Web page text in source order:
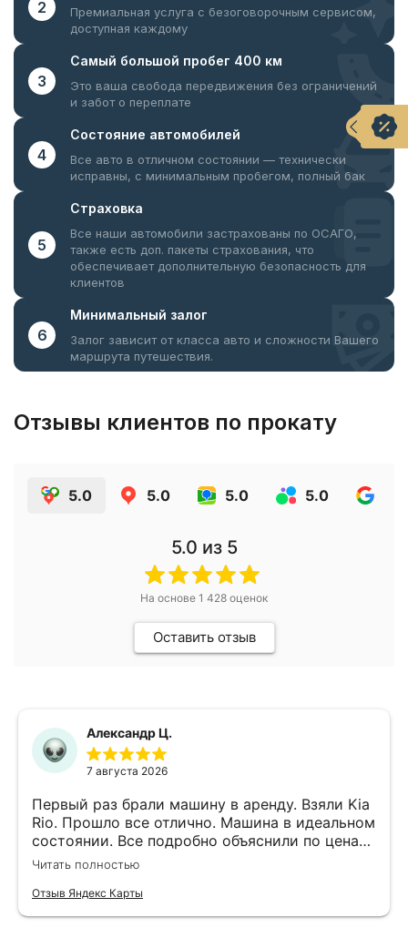
2 Премиальная услуга с безоговорочным сервисом,
доступная каждому
3
Самый большой пробег 400 км
Это ваша свобода передвижения без ограничений
и забот о переплате
4
Состояние автомобилей
Все авто в отличном состоянии — технически
исправны, с минимальным пробегом, полный бак
5
Страховка
Все наши автомобили застрахованы по ОСАГО,
также есть доп. пакеты страхования, что
обеспечивает дополнительную безопасность для
клиентов
6
Минимальный залог
Залог зависит от класса авто и сложности Вашего
маршрута путешествия.
Отзывы клиентов по прокату
5.0 5.0 5.0 5.0
5.0 из 5
На основе 1 428 оценок
Оставить отзыв
Александр Ц.
7 августа 2026
Первый раз брали машину в аренду. Взяли Kia
Rio. Прошло все отлично. Машина в идеальном
состоянии. Все подробно объяснили по ценам,
подсказали маршрут. Оставляли залог на
Читать полностью
Отзыв Яндекс Карты